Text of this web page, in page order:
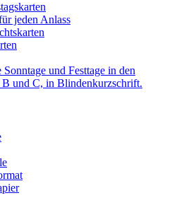
jeden Anlass
und Festtage in den
B und C, in Blindenkurzschrift.